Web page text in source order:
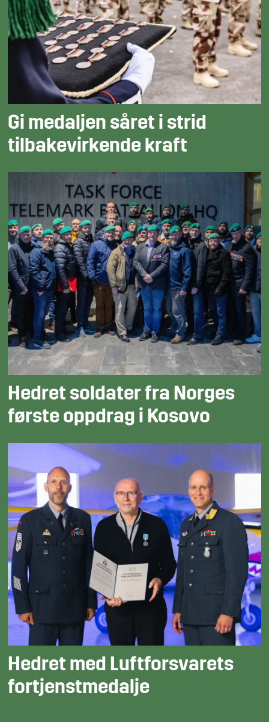
Gi medaljen såret i strid
tilbakevirkende kraft
Hedret soldater fra Norges
første oppdrag i Kosovo
Hedret med Luftforsvarets
fortjenstmedalje